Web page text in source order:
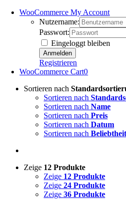
WooCommerce My Account
Nutzername:
Passwort:
Eingeloggt bleiben
Registrieren
WooCommerce Cart0
Sortieren nach
Sortieren nach
Sortieren nach Name
Sortieren nach Preis
Sortieren nach Datum
Sortieren nach Beliebtheit
Zeige 12 Produkte
Zeige 12 Produkte
Zeige 24 Produkte
Zeige 36 Produkte